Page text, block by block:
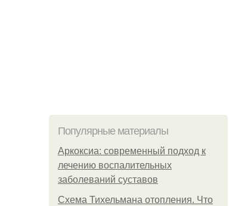
Популярные материалы
Аркоксиа: современный подход к
лечению воспалительных
заболеваний суставов
Схема Тихельмана отопления. Что